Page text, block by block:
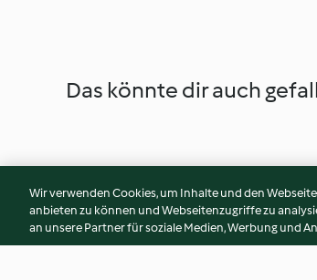
Das könnte dir auch
Wir verwenden Cookies, um Inhalte und den
anbieten zu können und Webseitenzugriffe zu
an unsere Partner für soziale Medien, Werbung und